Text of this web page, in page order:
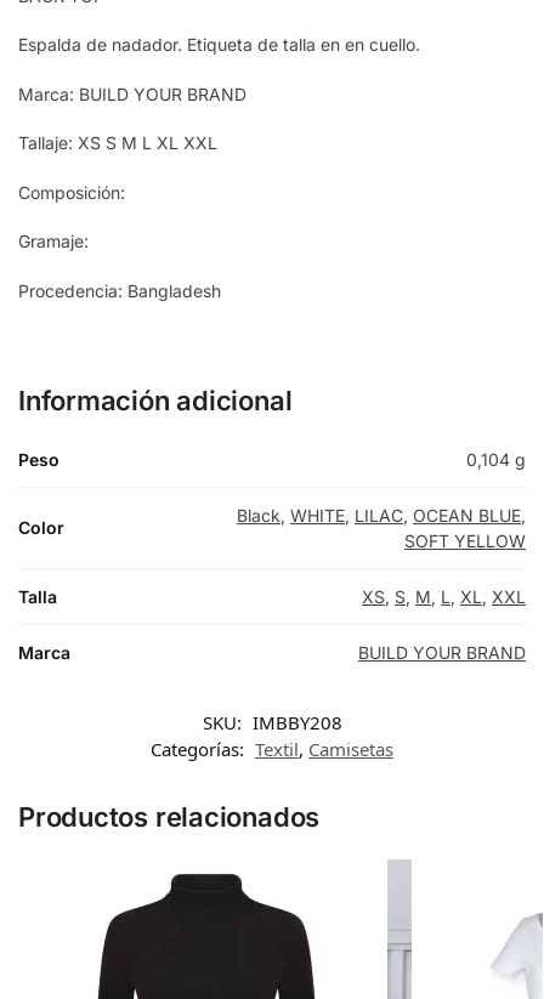
Espalda de nadador. Etiqueta de talla en en cuello.
Marca: BUILD YOUR BRAND
Tallaje: XS S M L XL XXL
Composición:
Gramaje:
Procedencia: Bangladesh
Información adicional
Peso 0,104 g
Color
Black, WHITE, LILAC, OCEAN BLUE,
SOFT YELLOW
Talla XS, S, M, L, XL, XXL
Marca BUILD YOUR BRAND
SKU: IMBBY208
Categorías: Textil, Camisetas
Productos relacionados